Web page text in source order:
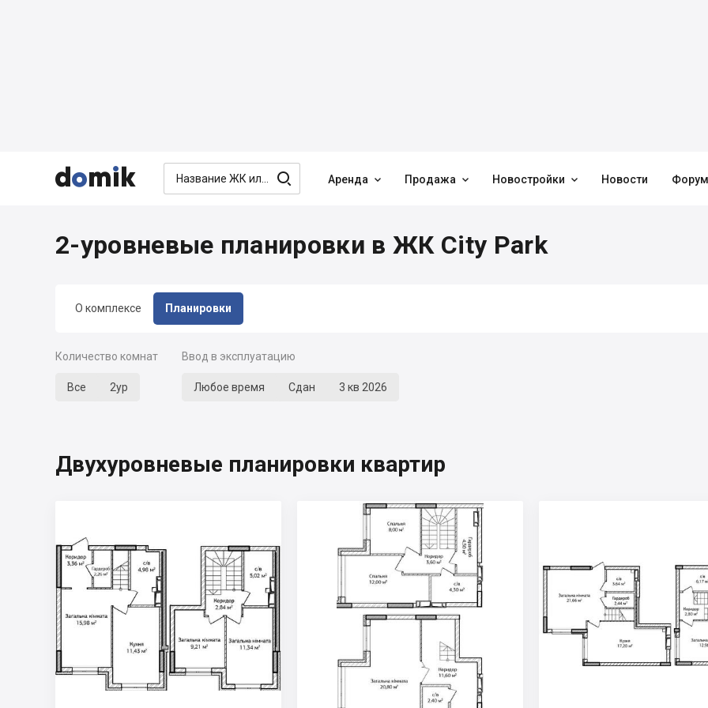


  Аренда  Продажа  Новостройки  Новости Форум
О комплексе Планировки
2-уровневые планировки в ЖК City Park
Количество комнат
Все 2ур
Ввод в эксплуатацию
Любое время Сдан 3 кв 2026
Двухуровневые планировки квартир